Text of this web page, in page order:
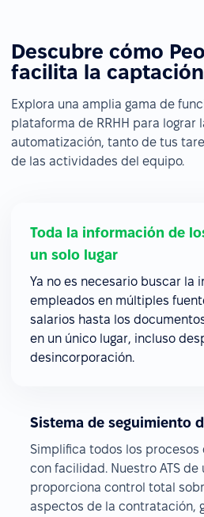
Descubre cómo
facilita la
Explora una amplia gama de
plataforma de RRHH para lograr
automatización, tanto de tus
de las actividades del equipo.
Toda la información de
un solo lugar
Ya no es necesario buscar la
empleados en múltiples
salarios hasta los
en un único lugar, incluso
desincorporación.
Sistema de seguimiento
Simplifica todos los
con facilidad. Nuestro ATS
proporciona control total
aspectos de la contratación,